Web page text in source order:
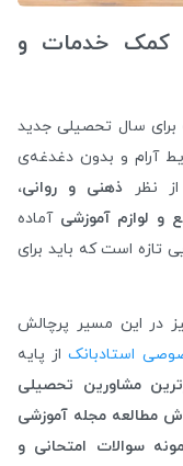
کمک خدمات و
برای سال تحصیلی جدید
آرام و بدون دغدغه‌ی
نظر ذهنی و روانی،
و لوازم آموزشی آماده
تازه است که باید برای
در این مسیر پرچالش
استادبانکاز پایه
مشاورین تحصیلی
مطالعه مجله آموزشی
سوالات امتحانی و